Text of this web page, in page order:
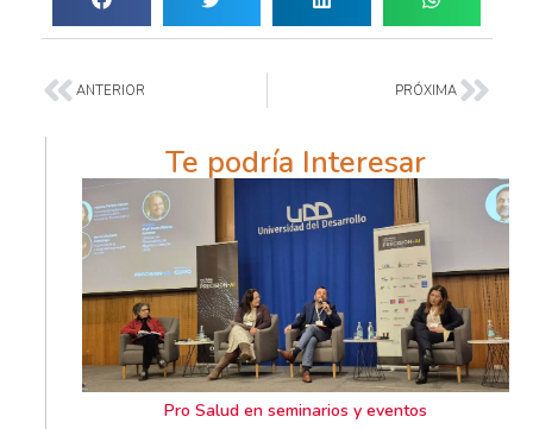
Te podría Interesar
Pro Salud en seminarios y eventos
ANTERIOR PRÓXIMA